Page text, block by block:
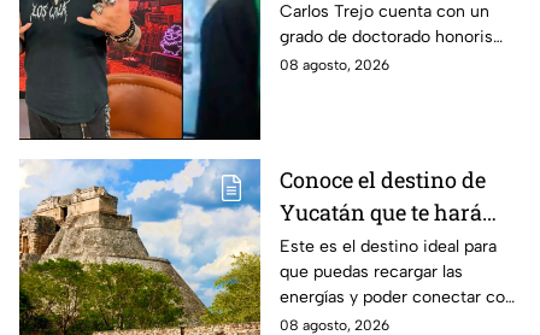
reconocimiento que el
cazafantasmas recibió
Carlos Trejo cuenta con un
grado de doctorado honoris
causa. El cazafantasmas será
08 agosto, 2026
Conoce el destino de
Yucatán que te hará
desconectarte de la
rutina
Este es el destino ideal para
que puedas recargar las
energías y poder conectar con
naturaleza.
08 agosto, 2026